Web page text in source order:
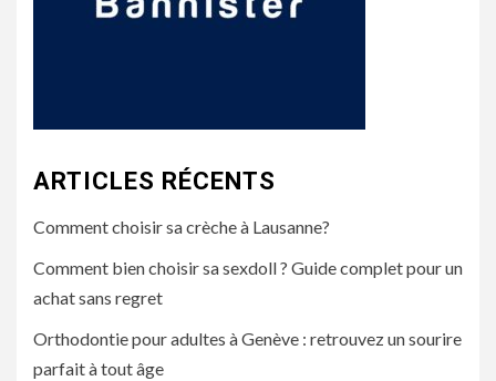
ARTICLES RÉCENTS
Comment choisir sa crèche à Lausanne?
Comment bien choisir sa sexdoll ? Guide complet pour un
achat sans regret
Orthodontie pour adultes à Genève : retrouvez un sourire
parfait à tout âge